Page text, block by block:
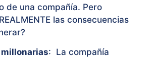
de una compañía. Pero
las consecuencias
: La compañía